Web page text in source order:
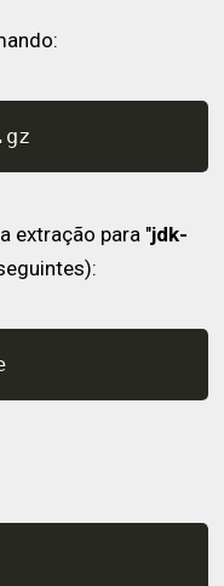
extração para "jdk-